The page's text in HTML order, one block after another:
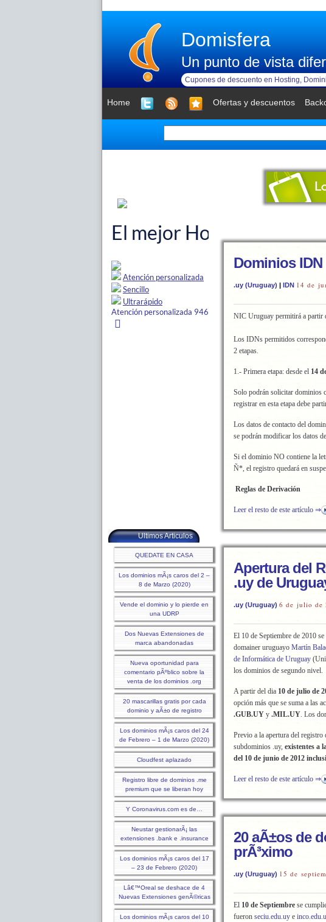
Domisfera
Un punto de vista
Cupones de descuento en Hosting,
Home Ofertas y descuentos
Ultimos Articulos
QUEDATE EN CASA
Los dominios mÃ¡s caros del 2 –
8 de Marzo (2020)
Vende el dominio y lo pierde en
una UDRP
Dos Nuevas Extensiones de
marca abandonadas
Nueva oportunidad para
comentario pÃºblico sobre la
venta de los dominios .org
20 mascarillas gratis por cada
dominio y aÃ±o de registro
Los dominios mÃ¡s caros del 24
de Febrero – 1 de Marzo (2020)
Cloudfest aplazado
Registro libre de dominios .me
premium que se liberan hoy
Y Coronavirus.com es de…
Neustar gestionarÃ¡ las
extensiones .bank e .insurance
Los dominios mÃ¡s caros del 17
– 23 de Febrero (2020)
Lâ€™Oreal se deshace de 4
Nuevas Extensiones genÃ©ricas
Los dominios mÃ¡s caros del 10
Dominios
.uy (Uruguay) | IDN 14 de
NIC Uruguay permitirá a partir
Los IDNs permitidos
2 etapas.
1.- Primera etapa: desde el 14
Solo podrán solicitar dominios
registrar en esta etapa debe
Los datos de contacto del
se podrán modificar los datos
Si el dominio NO contiene la
Ñ*, el registro quedará en
Reglas de Derivación
Leer el resto de este artículo ⇒
Apertura del
.uy de
.uy (Uruguay) 6 de julio de
El 10 de Septiembre de 2010
domainer uruguayo Martín
de Informática de Uruguay
los dominios de segundo nivel.
A partir del dia 10 de julio de
opción más que se suma a las
.GUB.UY y .MIL.UY. Los
Previo a la apertura del
subdominios .uy, existentes a
del 10 de junio de 2012
Leer el resto de este artículo ⇒
20 aÃ±os de
prÃ³ximo
.uy (Uruguay) 15 de
El 10 de Septiembre se
fueron seciu.edu.uy e